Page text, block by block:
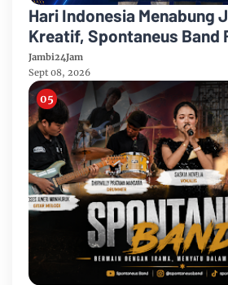
Hari Indonesia Menabung
Kreatif, Spontaneus Band
Festival Band Pelajar dan
Jambi24Jam
Sept 08, 2026